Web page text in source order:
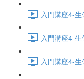
入門講座4-
入門講座4-
入門講座4-